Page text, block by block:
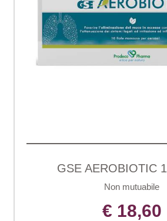
GSE AEROBIOTIC
Non mutuabile
€ 18,60